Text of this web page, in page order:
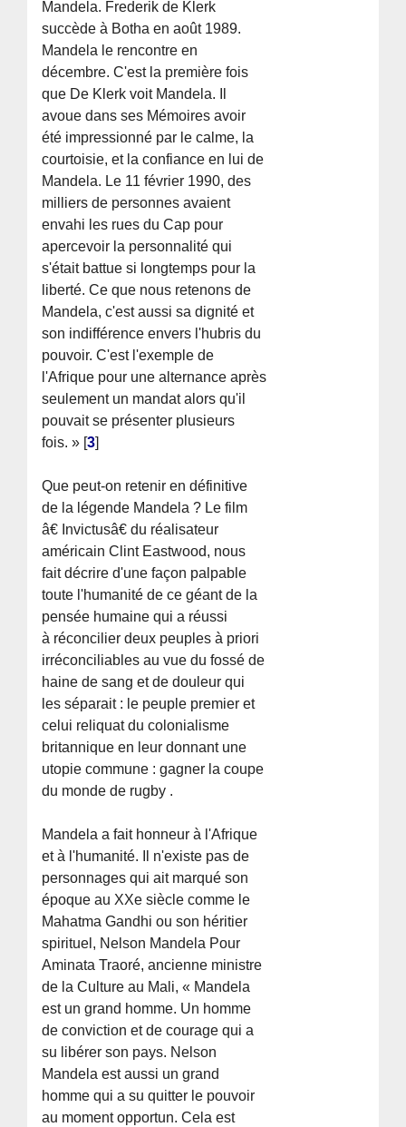
Mandela. Frederik de Klerk
succède à Botha en août 1989.
Mandela le rencontre en
décembre. C'est la première fois
que De Klerk voit Mandela. Il
avoue dans ses Mémoires avoir
été impressionné par le calme, la
courtoisie, et la confiance en lui de
Mandela. Le 11 février 1990, des
milliers de personnes avaient
envahi les rues du Cap pour
apercevoir la personnalité qui
s'était battue si longtemps pour la
liberté. Ce que nous retenons de
Mandela, c'est aussi sa dignité et
son indifférence envers l'hubris du
pouvoir. C'est l'exemple de
l'Afrique pour une alternance après
seulement un mandat alors qu'il
pouvait se présenter plusieurs
fois. » [3]
Que peut-on retenir en définitive
de la légende Mandela ? Le film
â€ Invictusâ€ du réalisateur
américain Clint Eastwood, nous
fait décrire d'une façon palpable
toute l'humanité de ce géant de la
pensée humaine qui a réussi
à réconcilier deux peuples à priori
irréconciliables au vue du fossé de
haine de sang et de douleur qui
les séparait : le peuple premier et
celui reliquat du colonialisme
britannique en leur donnant une
utopie commune : gagner la coupe
du monde de rugby .
Mandela a fait honneur à l'Afrique
et à l'humanité. Il n'existe pas de
personnages qui ait marqué son
époque au XXe siècle comme le
Mahatma Gandhi ou son héritier
spirituel, Nelson Mandela Pour
Aminata Traoré, ancienne ministre
de la Culture au Mali, « Mandela
est un grand homme. Un homme
de conviction et de courage qui a
su libérer son pays. Nelson
Mandela est aussi un grand
homme qui a su quitter le pouvoir
au moment opportun. Cela est